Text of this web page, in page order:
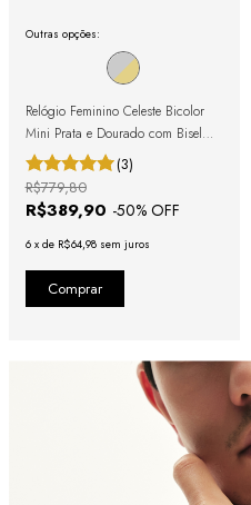
Outras opções:
Relógio Feminino Celeste Bicolor
Mini Prata e Dourado com Bisel
Canelado
(3)
R$389,90 -50% OFF
R$779,80
6 x de R$64,98 sem juros